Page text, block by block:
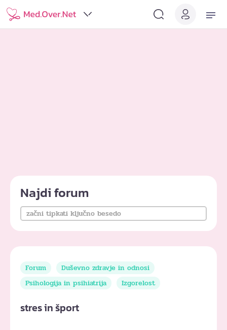
Najdi forum
Forum
Duševno zdravje in odnosi
Psihologija in psihiatrija
Izgorelost
stres in šport